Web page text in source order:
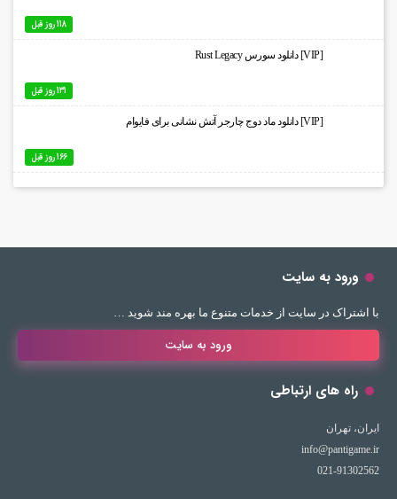
118 روز قبل
[VIP] دانلود سورس Rust Legacy
131 روز قبل
[VIP] دانلود ماد دوج چارجر آتش نشانی برای فایوام
166 روز قبل
ورود به سایت
با اشتراک در سایت از خدمات متنوع ما بهره مند شوید …
ورود به سایت
راه های ارتباطی
ایران، تهران
info@pantigame.ir
021-91302562